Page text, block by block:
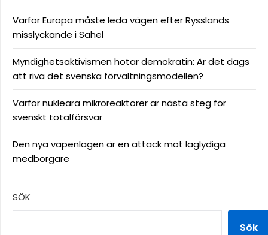
Varför Europa måste leda vägen efter Rysslands
misslyckande i Sahel
Myndighetsaktivismen hotar demokratin: Är det dags
att riva det svenska förvaltningsmodellen?
Varför nukleära mikroreaktorer är nästa steg för
svenskt totalförsvar
Den nya vapenlagen är en attack mot laglydiga
medborgare
SÖK
Sök